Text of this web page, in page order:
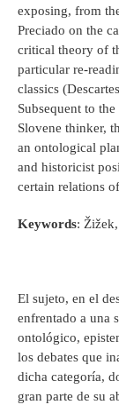
exposing, from
Preciado on the
critical theory of
particular re-
classics
Subsequent to
Slovene thinker,
an ontological
and historicist
certain relations
Keywords:
El sujeto, en el
enfrentado a una
ontológico,
los debates que
dicha categoría,
gran parte de su